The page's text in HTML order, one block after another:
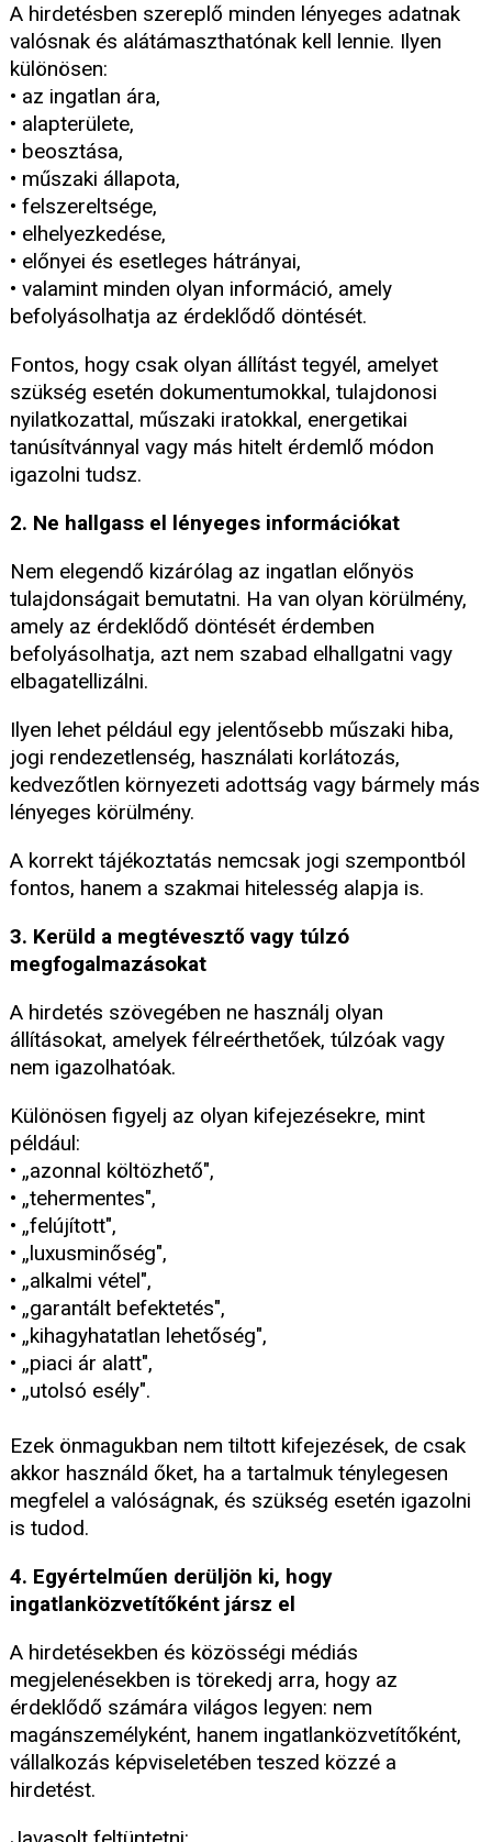
A hirdetésben szereplő minden lényeges adatnak
valósnak és alátámaszthatónak kell lennie. Ilyen
különösen:
• az ingatlan ára,
• alapterülete,
• beosztása,
• műszaki állapota,
• felszereltsége,
• elhelyezkedése,
• előnyei és esetleges hátrányai,
• valamint minden olyan információ, amely
befolyásolhatja az érdeklődő döntését.
Fontos, hogy csak olyan állítást tegyél, amelyet
szükség esetén dokumentumokkal, tulajdonosi
nyilatkozattal, műszaki iratokkal, energetikai
tanúsítvánnyal vagy más hitelt érdemlő módon
igazolni tudsz.
2. Ne hallgass el lényeges információkat
Nem elegendő kizárólag az ingatlan előnyös
tulajdonságait bemutatni. Ha van olyan körülmény,
amely az érdeklődő döntését érdemben
befolyásolhatja, azt nem szabad elhallgatni vagy
elbagatellizálni.
Ilyen lehet például egy jelentősebb műszaki hiba,
jogi rendezetlenség, használati korlátozás,
kedvezőtlen környezeti adottság vagy bármely más
lényeges körülmény.
A korrekt tájékoztatás nemcsak jogi szempontból
fontos, hanem a szakmai hitelesség alapja is.
3. Kerüld a megtévesztő vagy túlzó
megfogalmazásokat
A hirdetés szövegében ne használj olyan
állításokat, amelyek félreérthetőek, túlzóak vagy
nem igazolhatóak.
Különösen figyelj az olyan kifejezésekre, mint
például:
• „azonnal költözhető",
• „tehermentes",
• „felújított",
• „luxusminőség",
• „alkalmi vétel",
• „garantált befektetés",
• „kihagyhatatlan lehetőség",
• „piaci ár alatt",
• „utolsó esély".
Ezek önmagukban nem tiltott kifejezések, de csak
akkor használd őket, ha a tartalmuk ténylegesen
megfelel a valóságnak, és szükség esetén igazolni
is tudod.
4. Egyértelműen derüljön ki, hogy
ingatlanközvetítőként jársz el
A hirdetésekben és közösségi médiás
megjelenésekben is törekedj arra, hogy az
érdeklődő számára világos legyen: nem
magánszemélyként, hanem ingatlanközvetítőként,
vállalkozás képviseletében teszed közzé a
hirdetést.